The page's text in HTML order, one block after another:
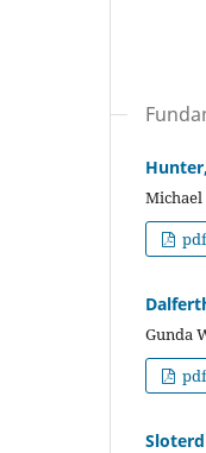
Gunda